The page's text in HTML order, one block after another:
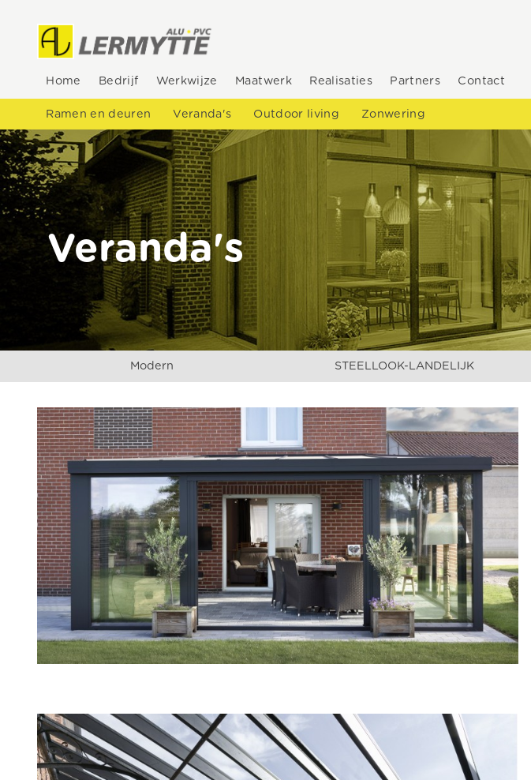
Home Bedrijf Werkwijze Maatwerk Realisaties Partners Contact
Ramen en deuren Veranda's Outdoor living Zonwering
Veranda's
Modern STEELLOOK-LANDELIJK